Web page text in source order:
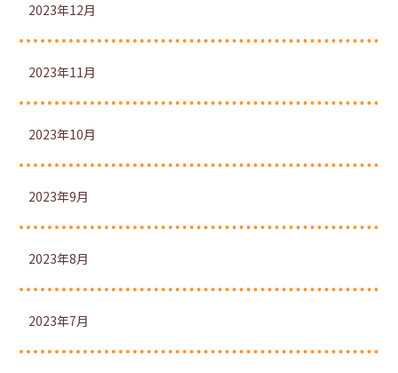
2023年12月
2023年11月
2023年10月
2023年9月
2023年8月
2023年7月